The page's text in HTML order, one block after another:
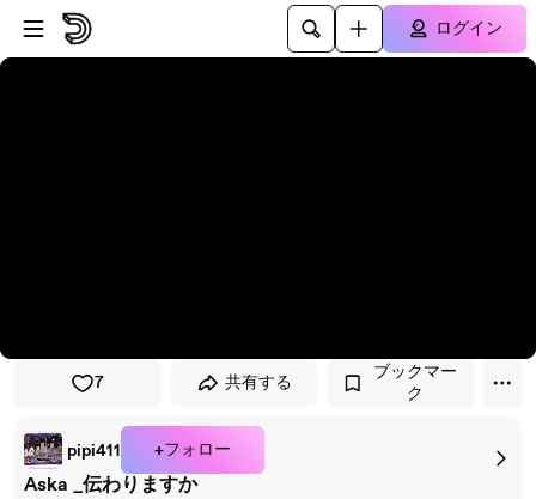
プレイヤーにスキップ
メインコンテンツにスキップ
ログイン
7 共有する
ブックマー
ク
pipi411 +フォロー
Aska _伝わりますか